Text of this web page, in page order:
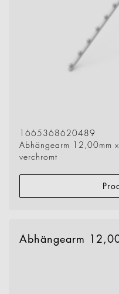
1665368620489
Abhängearm 12,00mm
verchromt
Abhängearm